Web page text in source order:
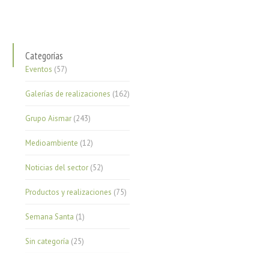
Categorías
Eventos (57)
Galerías de realizaciones (162)
Grupo Aismar (243)
Medioambiente (12)
Noticias del sector (52)
Productos y realizaciones (75)
Semana Santa (1)
Sin categoría (25)